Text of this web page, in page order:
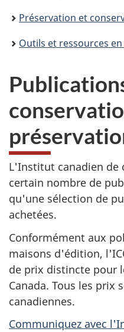
Préservation et
Outils et ressources
L'Institut canadien de
certain nombre de
qu'une sélection de
achetées.
Conformément aux
maisons d'édition,
de prix distincte pour
Canada. Tous les prix
canadiennes.
Communiquez avec